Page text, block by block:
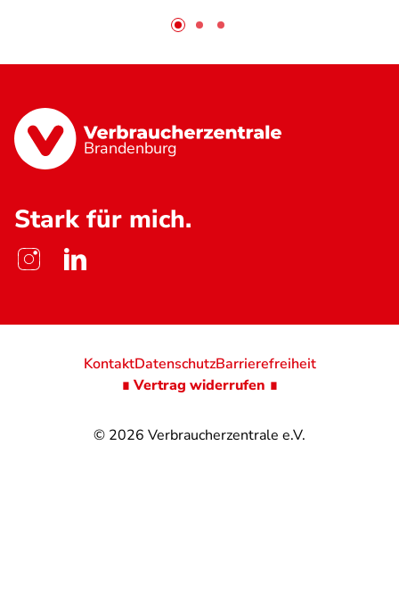
Brandenburg
Stark für mich.
© 2026 Verbraucherzentrale e.V.
KontaktDatenschutzBarrierefreiheit
∎ Vertrag widerrufen ∎